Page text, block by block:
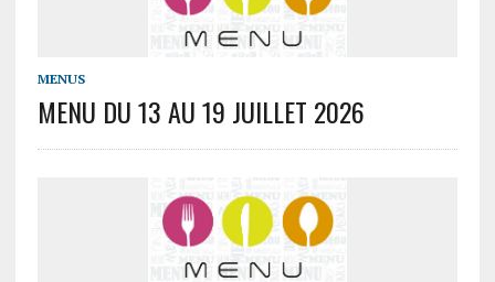
MENUS
MENU DU 13 AU 19 JUILLET 2026